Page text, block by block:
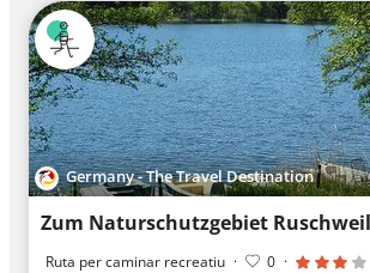
Germany - The Travel Destination
Ruta per caminar recreatiu · 0 ·